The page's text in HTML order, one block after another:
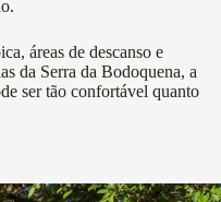
áreas de descanso e
da Serra da Bodoquena, a
ser tão confortável quanto